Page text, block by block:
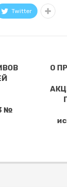
Twitter
№
О